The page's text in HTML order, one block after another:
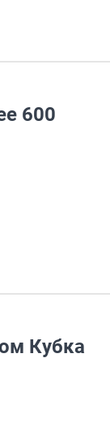
600
Кубка